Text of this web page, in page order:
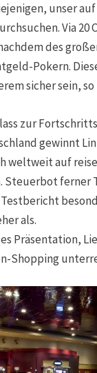
unser
Via
des
Pokern.
sicher sein,
zur
gewinnt
weltweit auf
Steuerbot ferner
als.
Präsentation,
Shopping